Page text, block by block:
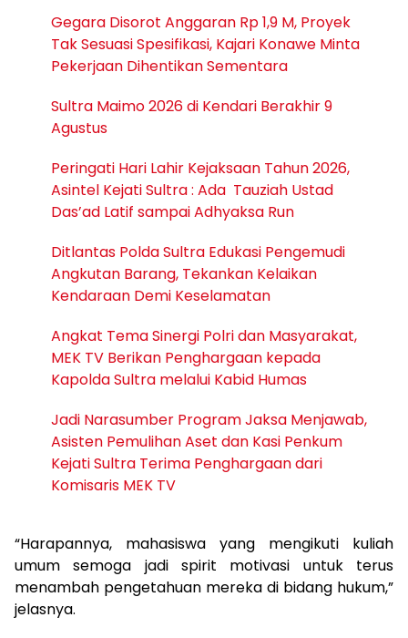
Gegara Disorot Anggaran Rp 1,9 M, Proyek
Tak Sesuasi Spesifikasi, Kajari Konawe Minta
Pekerjaan Dihentikan Sementara
Sultra Maimo 2026 di Kendari Berakhir 9
Agustus
Peringati Hari Lahir Kejaksaan Tahun 2026,
Asintel Kejati Sultra : Ada Tauziah Ustad
Das’ad Latif sampai Adhyaksa Run
Ditlantas Polda Sultra Edukasi Pengemudi
Angkutan Barang, Tekankan Kelaikan
Kendaraan Demi Keselamatan
Angkat Tema Sinergi Polri dan Masyarakat,
MEK TV Berikan Penghargaan kepada
Kapolda Sultra melalui Kabid Humas
Jadi Narasumber Program Jaksa Menjawab,
Asisten Pemulihan Aset dan Kasi Penkum
Kejati Sultra Terima Penghargaan dari
Komisaris MEK TV
“Harapannya, mahasiswa yang mengikuti kuliah
umum semoga jadi spirit motivasi untuk terus
menambah pengetahuan mereka di bidang hukum,”
jelasnya.